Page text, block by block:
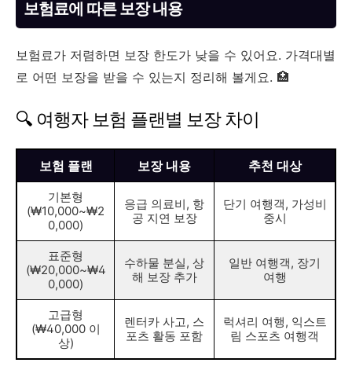
보험료에 따른 보장 내용
보험료가 저렴하면 보장 한도가 낮을 수 있어요. 가격대별
로 어떤 보장을 받을 수 있는지 정리해 볼게요. 🏥
🔍 여행자 보험 플랜별 보장 차이
보험 플랜 보장 내용 추천 대상
기본형
(₩10,000~₩2
0,000)
응급 의료비, 항
공 지연 보장
단기 여행객, 가성비
중시
표준형
(₩20,000~₩4
0,000)
수하물 분실, 상
해 보장 추가
일반 여행객, 장기
여행
고급형
(₩40,000 이
상)
렌터카 사고, 스
포츠 활동 포함
럭셔리 여행, 익스트
림 스포츠 여행객